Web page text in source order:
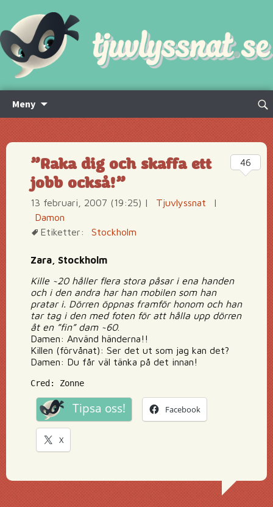
Meny
innehåll
Sök
”Raka dig och skaffa ett
jobb också!”
13 februari, 2007 (19:25) | Tjuvlyssnat
|
Damon
Etiketter:
Stockholm
Zara, Stockholm
Kille ~20 håller flera stora påsar i ena handen
och i den andra har han mobilen som han
pratar i. Dörren öppnas framför honom och han
tar tag i den med foten för att hålla upp dörren
åt en ”fin” dam ~60.
Damen: Använd händerna!!
Killen (förvånat): Ser det ut som jag kan det?
Damen: Du får väl tänka på det innan!
Cred: Zonne
Tipsa oss! Facebook
X
46